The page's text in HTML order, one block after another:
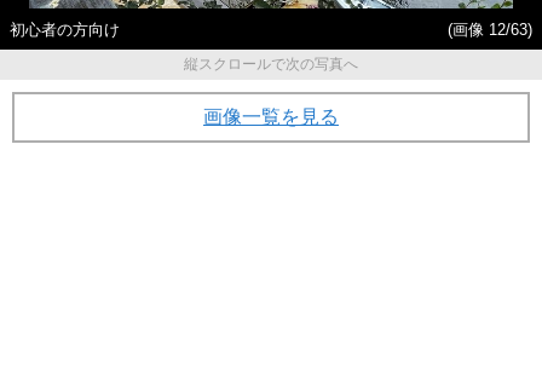
初心者の方向け
(画像 12/63)
縦スクロールで次の写真へ
画像一覧を見る